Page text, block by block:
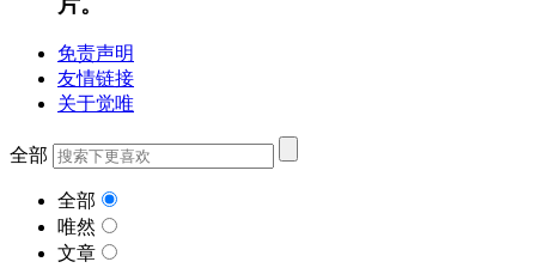
免责声明
友情链接
关于觉唯
全部
全部
唯然
文章